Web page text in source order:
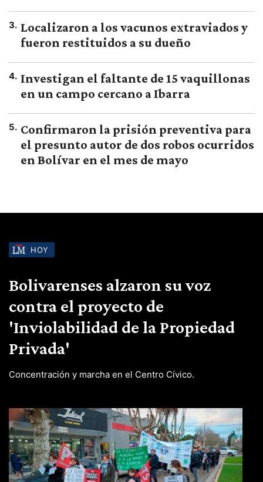
3. Localizaron a los vacunos extraviados y
fueron restituidos a su dueño
4. Investigan el faltante de 15 vaquillonas
en un campo cercano a Ibarra
5. Confirmaron la prisión preventiva para
el presunto autor de dos robos ocurridos
en Bolívar en el mes de mayo
HOY
Bolivarenses alzaron su voz
contra el proyecto de
'Inviolabilidad de la Propiedad
Privada'
Concentración y marcha en el Centro Cívico.